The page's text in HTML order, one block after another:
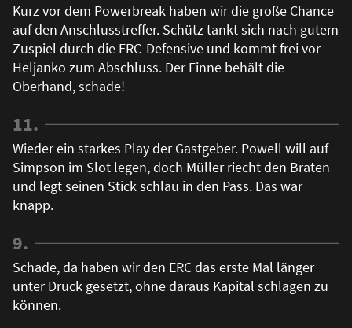
Kurz vor dem Powerbreak haben wir die große Chance
auf den Anschlusstreffer. Schütz tankt sich nach gutem
Zuspiel durch die ERC-Defensive und kommt frei vor
Heljanko zum Abschluss. Der Finne behält die
Oberhand, schade!
11.
Wieder ein starkes Play der Gastgeber. Powell will auf
Simpson im Slot legen, doch Müller riecht den Braten
und legt seinen Stick schlau in den Pass. Das war
knapp.
9.
Schade, da haben wir den ERC das erste Mal länger
unter Druck gesetzt, ohne daraus Kapital schlagen zu
können.